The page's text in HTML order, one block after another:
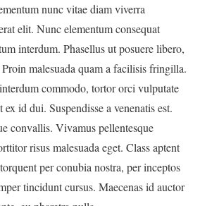
nunc vitae diam viverra
elit. Nunc elementum consequat
interdum. Phasellus ut posuere libero,
malesuada quam a facilisis fringilla.
commodo, tortor orci vulputate
id dui. Suspendisse a venenatis est.
convallis. Vivamus pellentesque
risus malesuada eget. Class aptent
per conubia nostra, per inceptos
tincidunt cursus. Maecenas id auctor